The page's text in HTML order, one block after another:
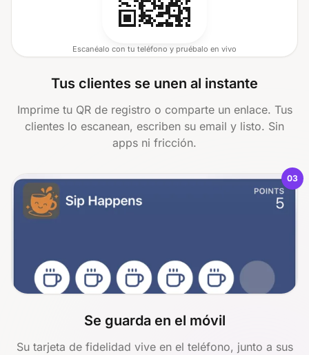
Escanéalo con tu teléfono y pruébalo en vivo
Tus clientes se unen al instante
Imprime tu QR de registro o comparte un enlace. Tus
clientes lo escanean, escriben su email y listo. Sin
apps ni fricción.
03
Se guarda en el móvil
Su tarjeta de fidelidad vive en el teléfono, junto a sus